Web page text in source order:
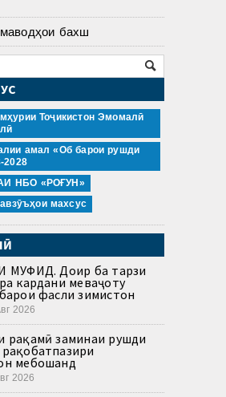
бахш
Тоҷикистон Эмомалӣ
амал «Об барои рушди
2028
НБО «РОҒУН»
махсус
МУФИД. Доир ба тарзи
кардани меваҷоту
фасли зимистон
2026
рақамӣ заминаи рушди
мебошанд
2026